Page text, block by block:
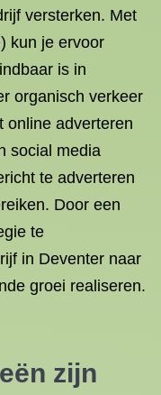
versterken. Met
kun je ervoor
is in
organisch verkeer
online adverteren
social media
te adverteren
Door een
te
in Deventer naar
groei realiseren.
zijn